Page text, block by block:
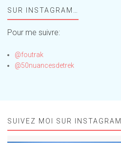
!SUR INSTAGRAM…
Pour me suivre:
@foutrak
@50nuancesdetrek
SUIVEZ MOI SUR INSTAGRAM